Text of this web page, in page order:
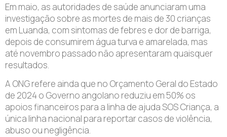
Em maio, as autoridades de saúde anunciaram uma
investigação sobre as mortes de mais de 30 crianças
em Luanda, com sintomas de febres e dor de barriga,
depois de consumirem água turva e amarelada, mas
até novembro passado não apresentaram quaisquer
resultados.
A ONG refere ainda que no Orçamento Geral do Estado
de 2024 o Governo angolano reduziu em 50% os
apoios financeiros para a linha de ajuda SOS Criança, a
única linha nacional para reportar casos de violência,
abuso ou negligência.